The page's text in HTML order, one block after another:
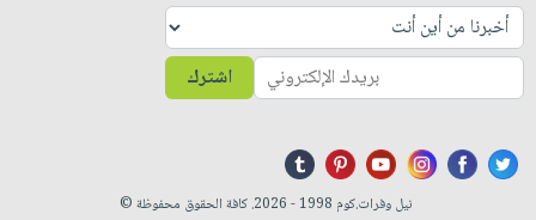
اشترك
نيل وفرات.كوم 1998 - 2026. كافة الحقوق محفوظة ©